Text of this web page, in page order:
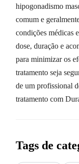
hipogonadismo
comum e
condições médicas
dose, duração e
para minimizar os
tratamento seja
de um profissional
tratamento com
Tags de